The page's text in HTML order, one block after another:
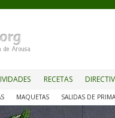
RECETAS
MAQUETAS SALIDAS DE